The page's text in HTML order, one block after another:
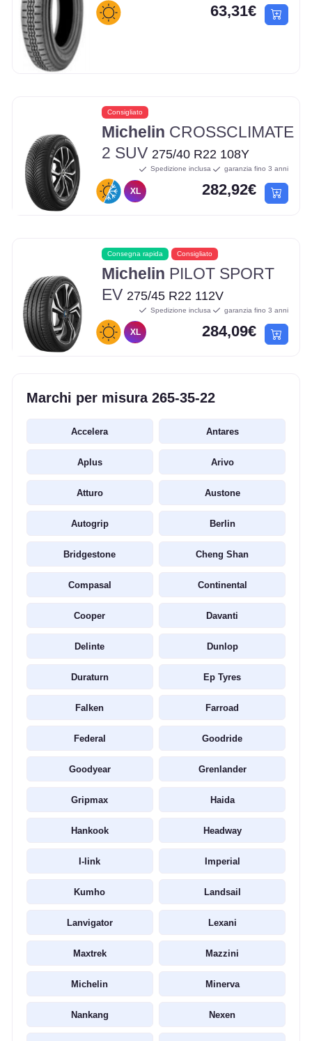
63,31€
Consigliato
Michelin CROSSCLIMATE
2 SUV 275/40 R22 108Y
XL
Spedizione inclusa garanzia fino 3 anni
282,92€
Consegna rapida Consigliato
Michelin PILOT SPORT
EV 275/45 R22 112V
XL
Spedizione inclusa garanzia fino 3 anni
284,09€
Marchi per misura 265-35-22
Accelera Antares
Aplus Arivo
Atturo Austone
Autogrip Berlin
Bridgestone Cheng Shan
Compasal Continental
Cooper Davanti
Delinte Dunlop
Duraturn Ep Tyres
Falken Farroad
Federal Goodride
Goodyear Grenlander
Gripmax Haida
Hankook Headway
I-link Imperial
Kumho Landsail
Lanvigator Lexani
Maxtrek Mazzini
Michelin Minerva
Nankang Nexen